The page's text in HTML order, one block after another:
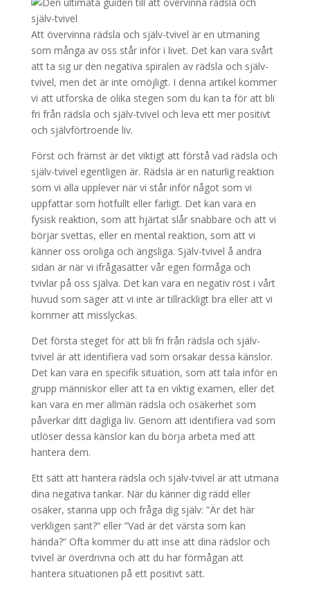
Att övervinna rädsla och själv-tvivel är en utmaning
som många av oss står inför i livet. Det kan vara svårt
att ta sig ur den negativa spiralen av rädsla och själv-
tvivel, men det är inte omöjligt. I denna artikel kommer
vi att utforska de olika stegen som du kan ta för att bli
fri från rädsla och själv-tvivel och leva ett mer positivt
och självförtroende liv.
Först och främst är det viktigt att förstå vad rädsla och
själv-tvivel egentligen är. Rädsla är en naturlig reaktion
som vi alla upplever när vi står inför något som vi
uppfattar som hotfullt eller farligt. Det kan vara en
fysisk reaktion, som att hjärtat slår snabbare och att vi
börjar svettas, eller en mental reaktion, som att vi
känner oss oroliga och ängsliga. Själv-tvivel å andra
sidan är när vi ifrågasätter vår egen förmåga och
tvivlar på oss själva. Det kan vara en negativ röst i vårt
huvud som säger att vi inte är tillräckligt bra eller att vi
kommer att misslyckas.
Det första steget för att bli fri från rädsla och själv-
tvivel är att identifiera vad som orsakar dessa känslor.
Det kan vara en specifik situation, som att tala inför en
grupp människor eller att ta en viktig examen, eller det
kan vara en mer allmän rädsla och osäkerhet som
påverkar ditt dagliga liv. Genom att identifiera vad som
utlöser dessa känslor kan du börja arbeta med att
hantera dem.
Ett sätt att hantera rädsla och själv-tvivel är att utmana
dina negativa tankar. När du känner dig rädd eller
osäker, stanna upp och fråga dig själv: ”Är det här
verkligen sant?” eller ”Vad är det värsta som kan
hända?” Ofta kommer du att inse att dina rädslor och
tvivel är överdrivna och att du har förmågan att
hantera situationen på ett positivt sätt.